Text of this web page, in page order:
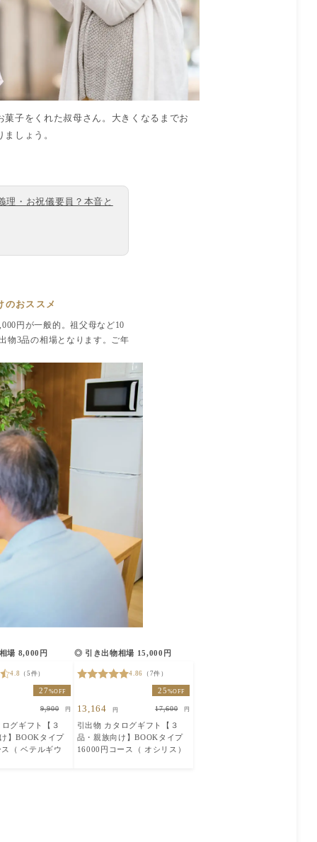
子をくれた叔母さん。大きくなるまでお
しょう。
理・お祝儀要員？本音と
のおススメ
円が一般的。祖父母など10
物3品の相場となります。ご年
場 8,000円
4.8 （5件）
27 %OFF
9,900 円
グギフト【３
】BOOKタイプ
（ ベテルギウ
◎ 引き出物相場 15,000円
4.86 （7件）
25 %OFF
13,164 円 17,600 円
引出物 カタログギフト【３
品・親族向け】BOOKタイプ
16000円コース（ オシリス）